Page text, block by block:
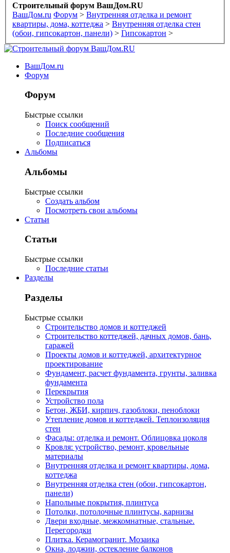
Строительный форум ВашДом.RU
ВашДом.ru Форум > Внутренняя отделка и ремонт
квартиры, дома, коттеджа > Внутренняя отделка стен
(обои, гипсокартон, панели) > Гипсокартон >
ВашДом.ru
Форум
Форум
Быстрые ссылки
Поиск сообщений
Последние сообщения
Подписаться
Альбомы
Альбомы
Быстрые ссылки
Создать альбом
Посмотреть свои альбомы
Статьи
Статьи
Быстрые ссылки
Последние статьи
Разделы
Разделы
Быстрые ссылки
Строительство домов и коттеджей
Строительство коттеджей, дачных домов, бань,
гаражей
Проекты домов и коттеджей, архитектурное
проектирование
Фундамент, расчет фундамента, грунты, заливка
фундамента
Перекрытия
Устройство пола
Бетон, ЖБИ, кирпич, газоблоки, пеноблоки
Утепление домов и коттеджей. Теплоизоляция
стен
Фасады: отделка и ремонт. Облицовка цоколя
Кровля: устройство, ремонт, кровельные
материалы
Внутренняя отделка и ремонт квартиры, дома,
коттеджа
Внутренняя отделка стен (обои, гипсокартон,
панели)
Напольные покрытия, плинтуса
Потолки, потолочные плинтусы, карнизы
Двери входные, межкомнатные, стальные.
Перегородки
Плитка. Керамогранит. Мозаика
Окна, лоджии, остекление балконов